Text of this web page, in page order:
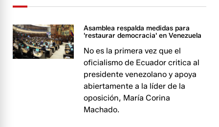
Asamblea respalda medidas para
'restaurar democracia' en Venezuela
No es la primera vez que el
oficialismo de Ecuador critica al
presidente venezolano y apoya
abiertamente a la líder de la
oposición, María Corina
Machado.